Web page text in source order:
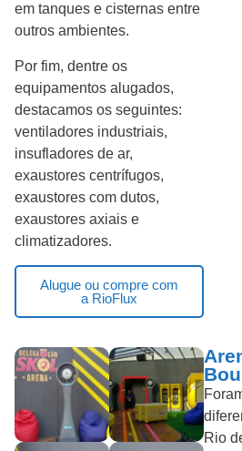
em tanques e cisternas entre
outros ambientes.
Por fim, dentre os
equipamentos alugados,
destacamos os seguintes:
ventiladores industriais,
insufladores de ar,
exaustores centrífugos,
exaustores com dutos,
exaustores axiais e
climatizadores.
Alugue ou compre com
a RioFlux
Rio